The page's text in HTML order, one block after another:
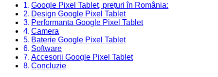
Google Pixel Tablet, prețuri în România:
Design Google Pixel Tablet
Performanta Google Pixel Tablet
Camera
Baterie Google Pixel Tablet
Software
Accesorii Google Pixel Tablet
Concluzie